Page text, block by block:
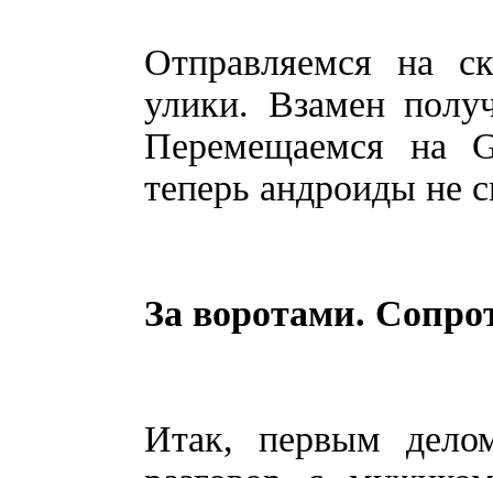
Отправляемся на
улики. Взамен
Перемещаемся на
теперь андроиды не
За воротами.
Итак, первым